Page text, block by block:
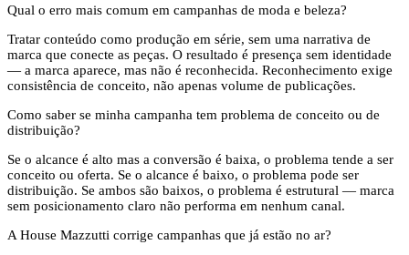
Qual o erro mais comum em campanhas de moda e beleza?
Tratar conteúdo como produção em série, sem uma narrativa de
marca que conecte as peças. O resultado é presença sem identidade
— a marca aparece, mas não é reconhecida. Reconhecimento exige
consistência de conceito, não apenas volume de publicações.
Como saber se minha campanha tem problema de conceito ou de
distribuição?
Se o alcance é alto mas a conversão é baixa, o problema tende a ser
conceito ou oferta. Se o alcance é baixo, o problema pode ser
distribuição. Se ambos são baixos, o problema é estrutural — marca
sem posicionamento claro não performa em nenhum canal.
A House Mazzutti corrige campanhas que já estão no ar?